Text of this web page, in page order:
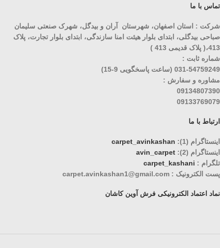
تماس با ما
شرکت : استان اصفهان، شهرستان آران و بیدگل، شهرک صنعتی سلیمان
صباحی بیدگلی، ابتدای بلوار هیئت امنا سازندگی، ابتدای بلوار تجارت، پلاک
413،( پلاک قدیمی 413 )
شماره ثابت :
031-54759249 (ساعت پاسخگویی 9-15)
مشاوره و سفارش :
09134807390
09133769079
ارتباط با ما
اینستاگرام (1):
carpet_avinkashan
اینستاگرام (2):
avin_carpet
تلگرام : carpet_kashani
پست الکترونیک : carpet.avinkashan1@gmail.com
نماد اعتماد الکترونیکی فرش آوین کاشان